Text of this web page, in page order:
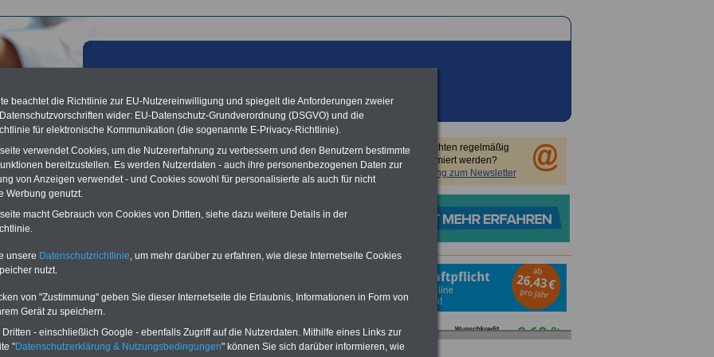
aus der öffentlichen Verwaltung:
des Bundes 2012: "Die Gegenwart muss
Vorteile für den
und sparen:
-
Vergleich Gesetzliche
Sie möchten regelmäßig
informiert werden?
Anmeldung zum Newsletter
beachtet die Richtlinie zur EU-Nutzereinwilligung und spiegelt die Anforderungen zweier
wider: EU-Datenschutz-Grundverordnung (DSGVO) und die
für elektronische Kommunikation (die sogenannte E-Privacy-Richtlinie).
verwendet Cookies, um die Nutzererfahrung zu verbessern und den Benutzern bestimmte
bereitzustellen. Es werden Nutzerdaten - auch ihre personenbezogenen Daten zur
von Anzeigen verwendet - und Cookies sowohl für personalisierte als auch für nicht
Werbung genutzt.
macht Gebrauch von Cookies von Dritten, siehe dazu weitere Details in der
unsere Datenschutzrichtlinie , um mehr darüber zu erfahren, wie diese Internetseite Cookies
nutzt.
von "Zustimmung" geben Sie dieser Internetseite die Erlaubnis, Informationen in Form von
Gerät zu speichern.
- einschließlich Google - ebenfalls Zugriff auf die Nutzerdaten. Mithilfe eines Links zur
"Datenschutzerklärung & Nutzungsbedingungen" können Sie sich darüber informieren, wie